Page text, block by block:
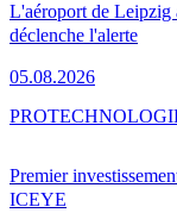
L'aéroport de Leipzig
déclenche l'alerte
05.08.2026
Premier
ICEYE
PRO